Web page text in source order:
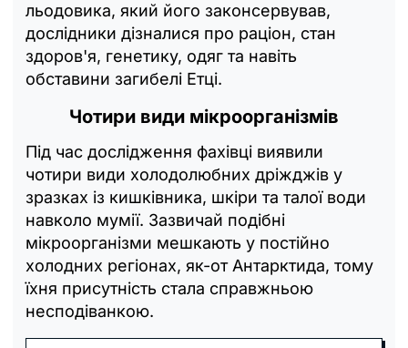
льодовика, який його законсервував,
дослідники дізналися про раціон, стан
здоров'я, генетику, одяг та навіть
обставини загибелі Етці.
Чотири види мікроорганізмів
Під час дослідження фахівці виявили
чотири види холодолюбних дріжджів у
зразках із кишківника, шкіри та талої води
навколо мумії. Зазвичай подібні
мікроорганізми мешкають у постійно
холодних регіонах, як-от Антарктида, тому
їхня присутність стала справжньою
несподіванкою.